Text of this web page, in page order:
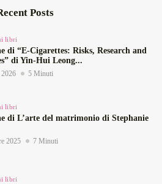
Posts
libri
di “E‑Cigarettes: Risks, Research and
di Yin‑Hui Leong...
2026 5 Minuti
libri
di L’arte del matrimonio di Stephanie
2025 7 Minuti
libri